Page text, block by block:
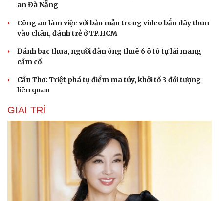
an Đà Nẵng
Công an làm việc với bảo mẫu trong video bắn dây thun
vào chân, đánh trẻ ở TP.HCM
Đánh bạc thua, người đàn ông thuê 6 ô tô tự lái mang
cầm cố
Cần Thơ: Triệt phá tụ điểm ma túy, khởi tố 3 đối tượng
liên quan
GIẢI TRÍ